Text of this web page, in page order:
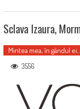
Sclava Izaura,
Mintea mea, în gândul
3556